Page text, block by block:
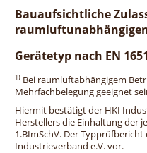
Bauaufsichtliche
Gerätetyp nach EN
1) Bei raumluftabhängigem
Mehrfachbelegung geeignet
Hiermit bestätigt der HKI
Herstellers die Einhaltung der
1.BImSchV. Der
Industrieverband e.V. vor.